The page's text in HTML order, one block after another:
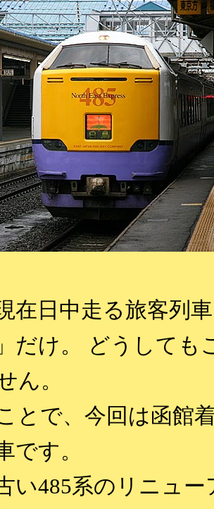
在日中走る旅客列
だけ。 どうしても
ん。
とで、今回は函館
です。
い485系のリニュー